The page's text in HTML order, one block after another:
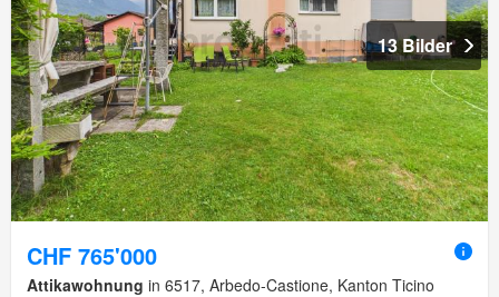
13 Bilder
CHF 765'000
Attikawohnung in 6517, Arbedo-Castione, Kanton Ticino